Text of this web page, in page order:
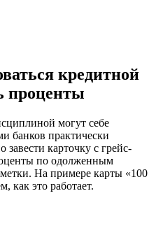
кредитной
проценты
могут себе
банков практически
завести карточку с грейс-
по одолженным
На примере карты «100
как это работает.